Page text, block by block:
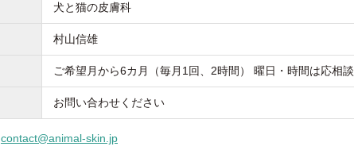
犬と猫の皮膚科
村山信雄
ご希望月から6カ月（毎月1回、2時間） 曜日・時間は応相談
お問い合わせください
contact@animal-skin.jp